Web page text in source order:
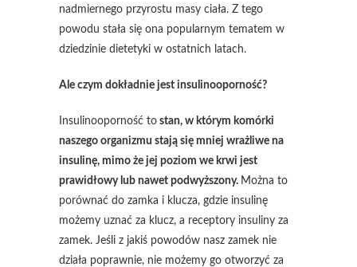
nadmiernego przyrostu masy ciała. Z tego
powodu stała się ona popularnym tematem w
dziedzinie dietetyki w ostatnich latach.
Ale czym dokładnie jest insulinooporność?
Insulinooporność to stan, w którym komórki
naszego organizmu stają się mniej wrażliwe na
insulinę, mimo że jej poziom we krwi jest
prawidłowy lub nawet podwyższony. Można to
porównać do zamka i klucza, gdzie insulinę
możemy uznać za klucz, a receptory insuliny za
zamek. Jeśli z jakiś powodów nasz zamek nie
działa poprawnie, nie możemy go otworzyć za